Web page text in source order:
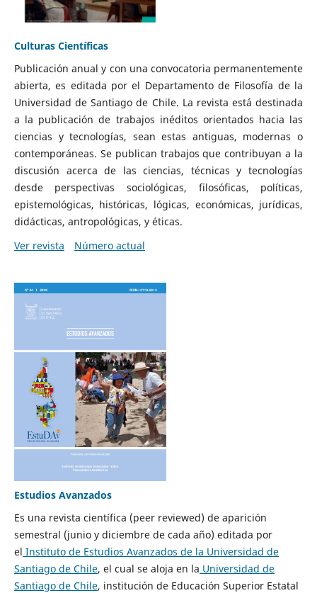
Culturas Científicas
Publicación anual y con una convocatoria permanentemente
abierta, es editada por el Departamento de Filosofía de la
Universidad de Santiago de Chile. La revista está destinada
a la publicación de trabajos inéditos orientados hacia las
ciencias y tecnologías, sean estas antiguas, modernas o
contemporáneas. Se publican trabajos que contribuyan a la
discusión acerca de las ciencias, técnicas y tecnologías
desde perspectivas sociológicas, filosóficas, políticas,
epistemológicas, históricas, lógicas, económicas, jurídicas,
didácticas, antropológicas, y éticas.
Ver revista
Número actual
Estudios Avanzados
Es una revista científica (peer reviewed) de aparición
semestral (junio y diciembre de cada año) editada por
el Instituto de Estudios Avanzados de la Universidad de
Santiago de Chile, el cual se aloja en la Universidad de
Santiago de Chile, institución de Educación Superior Estatal